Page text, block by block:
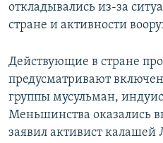
откладывались из-за
стране и активности
Действующие в стране
предусматривают
группы мусульман,
Меньшинства оказались
заявил активист